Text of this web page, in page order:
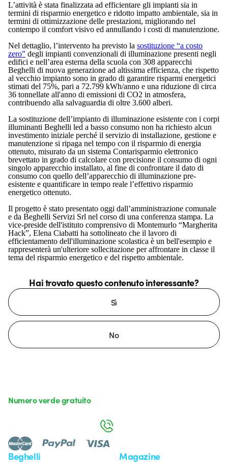
L’attività è stata finalizzata ad efficientare gli impianti sia in
termini di risparmio energetico e ridotto impatto ambientale, sia in
termini di ottimizzazione delle prestazioni, migliorando nel
contempo il comfort visivo ed annullando i costi di manutenzione.
Nel dettaglio, l’intervento ha previsto la sostituzione “a costo
zero” degli impianti convenzionali di illuminazione presenti negli
edifici e nell’area esterna della scuola con 308 apparecchi
Beghelli di nuova generazione ad altissima efficienza, che rispetto
al vecchio impianto sono in grado di garantire risparmi energetici
stimati del 75%, pari a 72.799 kWh/anno e una riduzione di circa
36 tonnellate all'anno di emissioni di CO2 in atmosfera,
contribuendo alla salvaguardia di oltre 3.600 alberi.
La sostituzione dell’impianto di illuminazione esistente con i corpi
illuminanti Beghelli led a basso consumo non ha richiesto alcun
investimento iniziale perché il servizio di installazione, gestione e
manutenzione si ripaga nel tempo con il risparmio di energia
ottenuto, misurato da un sistema Contarisparmio elettronico
brevettato in grado di calcolare con precisione il consumo di ogni
singolo apparecchio installato, al fine di confrontare il dato di
consumo con quello dell’apparecchio di illuminazione pre-
esistente e quantificare in tempo reale l’effettivo risparmio
energetico ottenuto.
Il progetto è stato presentato oggi dall’amministrazione comunale
e da Beghelli Servizi Srl nel corso di una conferenza stampa. La
vice-preside dell'istituto comprensivo di Montemurlo “Margherita
Hack”, Elena Ciabatti ha sottolineato che il lavoro di
efficientamento dell'illuminazione scolastica è un bell'esempio e
rappresenterà un'ulteriore sollecitazione per affrontare in classe il
tema del risparmio energetico e del rispetto ambientale.
Hai trovato questo contenuto interessante?
Sì
No
Beghelli Magazine
Numero verde gratuito